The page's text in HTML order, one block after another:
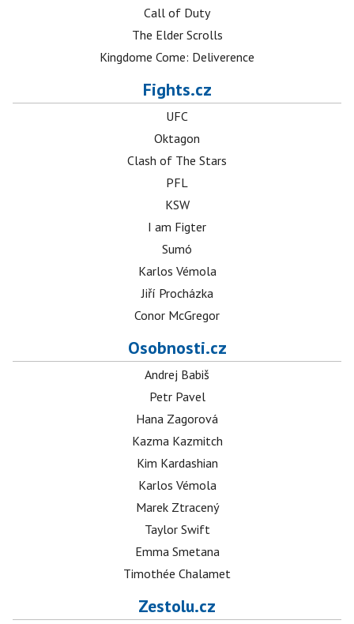
Call of Duty
The Elder Scrolls
Kingdome Come: Deliverence
Fights.cz
UFC
Oktagon
Clash of The Stars
PFL
KSW
I am Figter
Sumó
Karlos Vémola
Jiří Procházka
Conor McGregor
Osobnosti.cz
Andrej Babiš
Petr Pavel
Hana Zagorová
Kazma Kazmitch
Kim Kardashian
Karlos Vémola
Marek Ztracený
Taylor Swift
Emma Smetana
Timothée Chalamet
Zestolu.cz